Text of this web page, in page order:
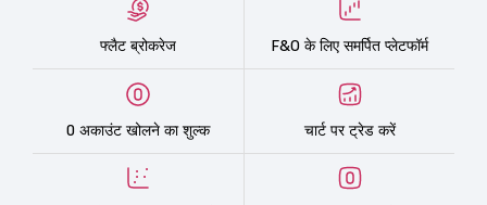
फ्लैट ब्रोकरेज F&O के लिए समर्पित प्लेटफॉर्म
0 अकाउंट खोलने का शुल्क चार्ट पर ट्रेड करें